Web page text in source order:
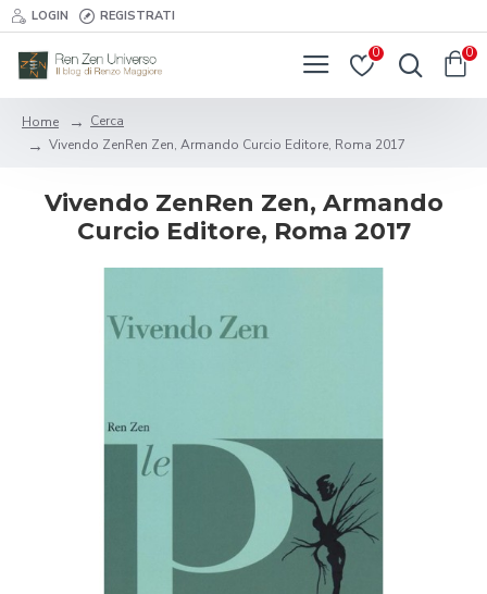
LOGIN REGISTRATI
0 0
Home
Cerca
Vivendo ZenRen Zen, Armando Curcio Editore, Roma 2017
Vivendo ZenRen Zen, Armando
Curcio Editore, Roma 2017